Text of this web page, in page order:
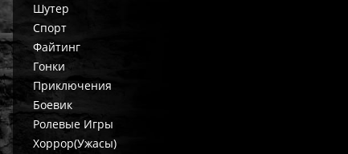
Шутер
Спорт
Файтинг
Гонки
Приключения
Боевик
Ролевые Игры
Хоррор(Ужасы)